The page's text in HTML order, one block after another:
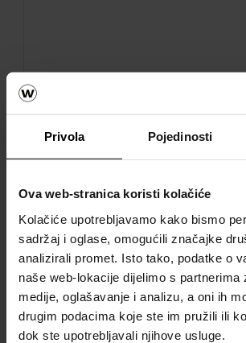
Privola Pojedinosti
Ova web-stranica koristi kolačiće
Kolačiće upotrebljavamo kako bismo
sadržaj i oglase, omogućili značajke
analizirali promet. Isto tako, podatke o
naše web-lokacije dijelimo s partnerima
medije, oglašavanje i analizu, a oni ih
drugim podacima koje ste im pružili ili
dok ste upotrebljavali njihove usluge.
Plastični rubnjak za oblutke
100x7,8 cm
Next